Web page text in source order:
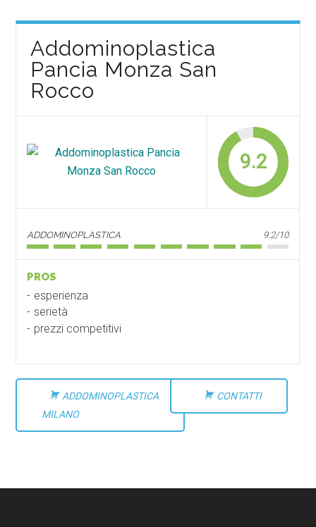
Addominoplastica
Pancia Monza San
Rocco
9.2
ADDOMINOPLASTICA 9.2/10
PROS
esperienza
serietà
prezzi competitivi
ADDOMINOPLASTICA
MILANO
CONTATTI